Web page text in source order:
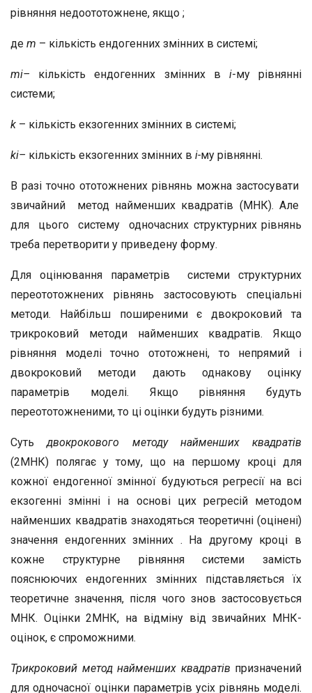
рівняння недоототожнене, якщо ;
де m – кількість ендогенних змінних в системі;
mi– кількість ендогенних змінних в i-му рівнянні
системи;
k – кількість екзогенних змінних в системі;
ki– кількість екзогенних змінних в i-му рівнянні.
В разі точно ототожнених рівнянь можна застосувати
звичайний метод найменших квадратів (МНК). Але
для цього систему одночасних структурних рівнянь
треба перетворити у приведену форму.
Для оцінювання параметрів системи структурних
переототожнених рівнянь застосовують спеціальні
методи. Найбільш поширеними є двокроковий та
трикроковий методи найменших квадратів. Якщо
рівняння моделі точно ототожнені, то непрямий і
двокроковий методи дають однакову оцінку
параметрів моделі. Якщо рівняння будуть
переототожненими, то ці оцінки будуть різними.
Сутьдвокрокового методу найменших квадратів
(2МНК) полягає у тому, що на першому кроці для
кожної ендогенної змінної будуються регресії на всі
екзогенні змінні і на основі цих регресій методом
найменших квадратів знаходяться теоретичні (оцінені)
значення ендогенних змінних . На другому кроці в
кожне структурне рівняння системи замість
пояснюючих ендогенних змінних підставляється їх
теоретичне значення, після чого знов застосовується
МНК. Оцінки 2МНК, на відміну від звичайних МНК-
оцінок, є спроможними.
Трикроковий метод найменших квадратів призначений
для одночасної оцінки параметрів усіх рівнянь моделі.